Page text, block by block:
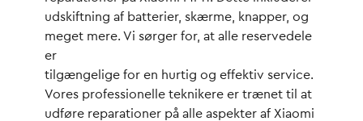
udskiftning af batterier, skærme, knapper, og
meget mere. Vi sørger for, at alle reservedele
er
tilgængelige for en hurtig og effektiv service.
Vores professionelle teknikere er trænet til at
udføre reparationer på alle aspekter af Xiaomi